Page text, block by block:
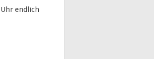
endlich